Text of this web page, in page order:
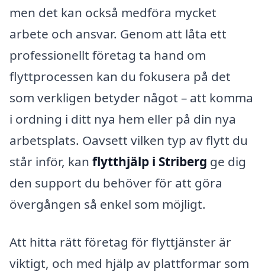
men det kan också medföra mycket
arbete och ansvar. Genom att låta ett
professionellt företag ta hand om
flyttprocessen kan du fokusera på det
som verkligen betyder något – att komma
i ordning i ditt nya hem eller på din nya
arbetsplats. Oavsett vilken typ av flytt du
står inför, kan flytthjälp i Striberg ge dig
den support du behöver för att göra
övergången så enkel som möjligt.
Att hitta rätt företag för flyttjänster är
viktigt, och med hjälp av plattformar som